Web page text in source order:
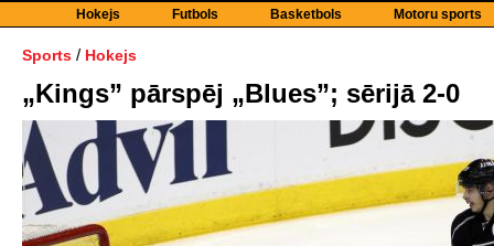
Hokejs
Futbols Basketbols Motoru sports
Sports / Hokejs
„Kings” pārspēj „Blues”; sērijā 2-0